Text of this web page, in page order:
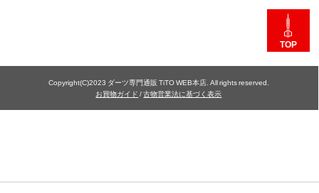
TOP
Copyright(C)2023 ダーツ専門通販 TiTO WEB本店. All rights reserved.
お買物ガイド /古物営業法に基づく表示